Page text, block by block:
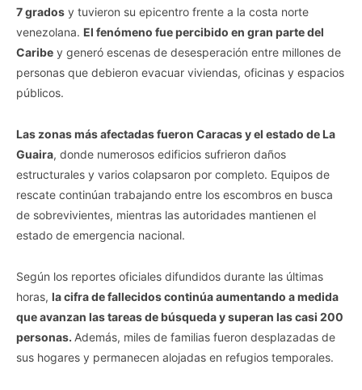
7 grados y tuvieron su epicentro frente a la costa norte
venezolana. El fenómeno fue percibido en gran parte del
Caribe y generó escenas de desesperación entre millones de
personas que debieron evacuar viviendas, oficinas y espacios
públicos.
Las zonas más afectadas fueron Caracas y el estado de La
Guaira, donde numerosos edificios sufrieron daños
estructurales y varios colapsaron por completo. Equipos de
rescate continúan trabajando entre los escombros en busca
de sobrevivientes, mientras las autoridades mantienen el
estado de emergencia nacional.
Según los reportes oficiales difundidos durante las últimas
horas, la cifra de fallecidos continúa aumentando a medida
que avanzan las tareas de búsqueda y superan las casi 200
personas. Además, miles de familias fueron desplazadas de
sus hogares y permanecen alojadas en refugios temporales.